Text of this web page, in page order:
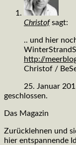
Christof sagt:
.. und hier
http://
Christof /
25. Januar
geschlossen.
Das Magazin
Zurücklehnen und
hier entspannende